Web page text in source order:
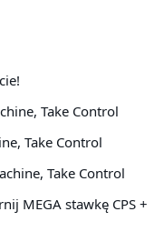
Take Control
Take Control
Take Control
MEGA stawkę CPS +